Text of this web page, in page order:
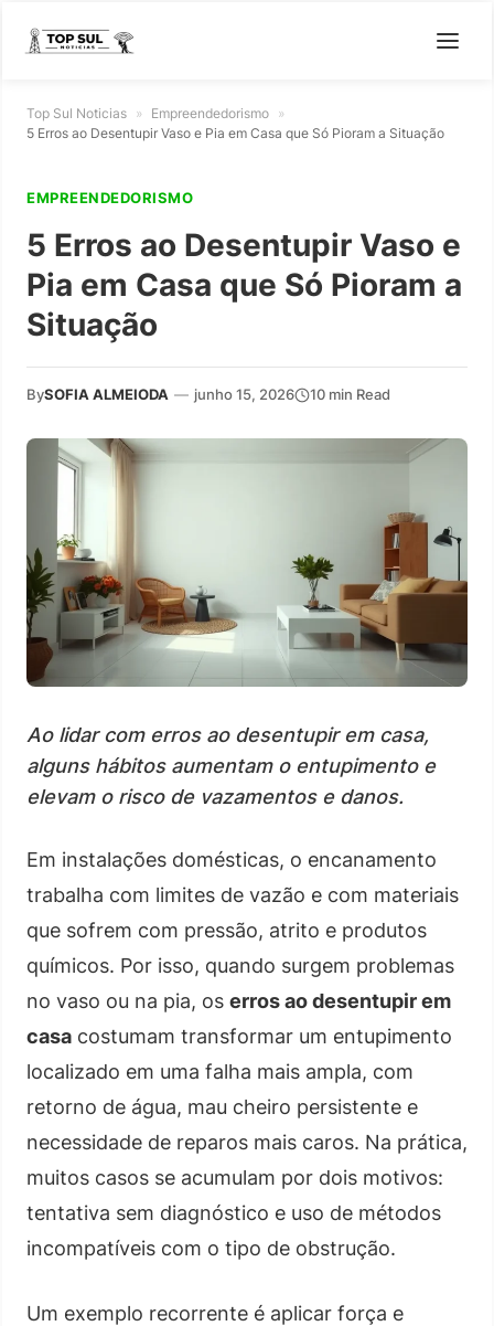
Top Sul Noticias » Empreendedorismo »
5 Erros ao Desentupir Vaso e Pia em Casa que Só Pioram a Situação
EMPREENDEDORISMO
5 Erros ao Desentupir Vaso e
Pia em Casa que Só Pioram a
Situação
BySOFIA ALMEIODA — junho 15, 2026 10 min Read
Ao lidar com erros ao desentupir em casa,
alguns hábitos aumentam o entupimento e
elevam o risco de vazamentos e danos.
Em instalações domésticas, o encanamento
trabalha com limites de vazão e com materiais
que sofrem com pressão, atrito e produtos
químicos. Por isso, quando surgem problemas
no vaso ou na pia, os erros ao desentupir em
casa costumam transformar um entupimento
localizado em uma falha mais ampla, com
retorno de água, mau cheiro persistente e
necessidade de reparos mais caros. Na prática,
muitos casos se acumulam por dois motivos:
tentativa sem diagnóstico e uso de métodos
incompatíveis com o tipo de obstrução.
Um exemplo recorrente é aplicar força e